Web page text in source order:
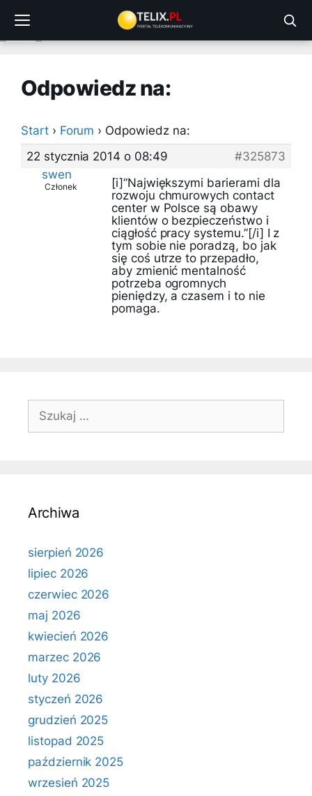
treści
Odpowiedz na:
Start › Forum › Odpowiedz na:
22 stycznia 2014 o 08:49
#325873
swen
Członek
[i]”Największymi barierami dla
rozwoju chmurowych contact
center w Polsce są obawy
klientów o bezpieczeństwo i
ciągłość pracy systemu.”[/i] I z
tym sobie nie poradzą, bo jak
się coś utrze to przepadło,
aby zmienić mentalność
potrzeba ogromnych
pieniędzy, a czasem i to nie
pomaga.
Szukaj:
Archiwa
sierpień 2026
lipiec 2026
czerwiec 2026
maj 2026
kwiecień 2026
marzec 2026
luty 2026
styczeń 2026
grudzień 2025
listopad 2025
październik 2025
wrzesień 2025